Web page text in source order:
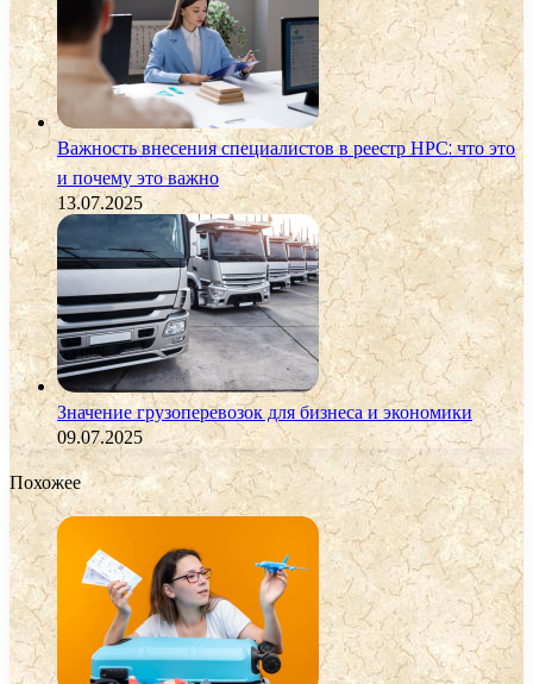
Важность внесения специалистов в реестр НРС: что это
и почему это важно
13.07.2025
Значение грузоперевозок для бизнеса и экономики
09.07.2025
Похожее